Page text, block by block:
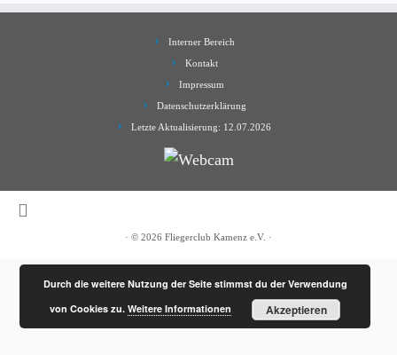
Interner Bereich
Kontakt
Impressum
Datenschutzerklärung
Letzte Aktualisierung: 12.07.2026
· © 2026 Fliegerclub Kamenz e.V. ·
Durch die weitere Nutzung der Seite stimmst du der Verwendung
von Cookies zu.Weitere Informationen Akzeptieren